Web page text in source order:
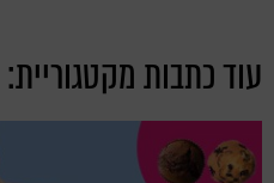
עוד כתבות מקטגוריית: